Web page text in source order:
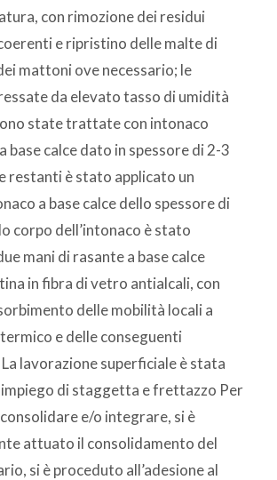
con rimozione dei residui
e ripristino delle malte di
mattoni ove necessario; le
da elevato tasso di umidità
state trattate con intonaco
base calce dato in spessore di 2-3
restanti è stato applicato un
a base calce dello spessore di
corpo dell’intonaco è stato
mani di rasante a base calce
in fibra di vetro antialcali, con
delle mobilità locali a
e delle conseguenti
lavorazione superficiale è stata
di staggetta e frettazzo Per
e/o integrare, si è
attuato il consolidamento del
si è proceduto all’adesione al